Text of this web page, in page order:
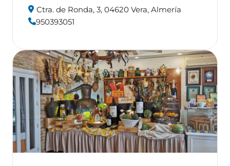
Ctra. de Ronda, 3, 04620 Vera, Almería
950393051